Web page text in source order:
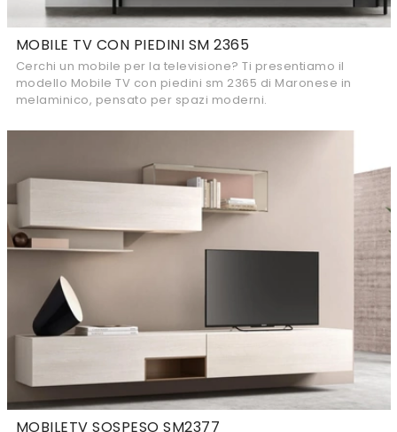
MOBILE TV CON PIEDINI SM 2365
Cerchi un mobile per la televisione? Ti presentiamo il
modello Mobile TV con piedini sm 2365 di Maronese in
melaminico, pensato per spazi moderni.
MOBILETV SOSPESO SM2377